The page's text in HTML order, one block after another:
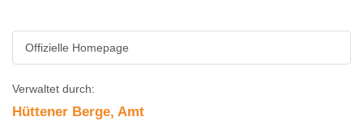
Offizielle Homepage
Verwaltet durch:
Hüttener Berge, Amt